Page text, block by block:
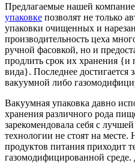
Предлагаемые нашей
упаковке позволят не только
упаковки очищенных и
производительность цеха
ручной фасовкой, но и
продлить срок их хранения {и
вида}. Последнее достигается
вакуумной либо
Вакуумная упаковка давно
хранения различного рода
зарекомендовала себя с
технологии не стоят на
продуктов питания приходит
газомодифицированной